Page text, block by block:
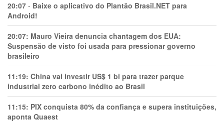
20:07 - Baixe o aplicativo do Plantão Brasil.NET para
Android!
20:07: Mauro Vieira denuncia chantagem dos EUA:
Suspensão de visto foi usada para pressionar governo
brasileiro
11:19: China vai investir US$ 1 bi para trazer parque
industrial zero carbono inédito ao Brasil
11:15: PIX conquista 80% da confiança e supera instituições,
aponta Quaest